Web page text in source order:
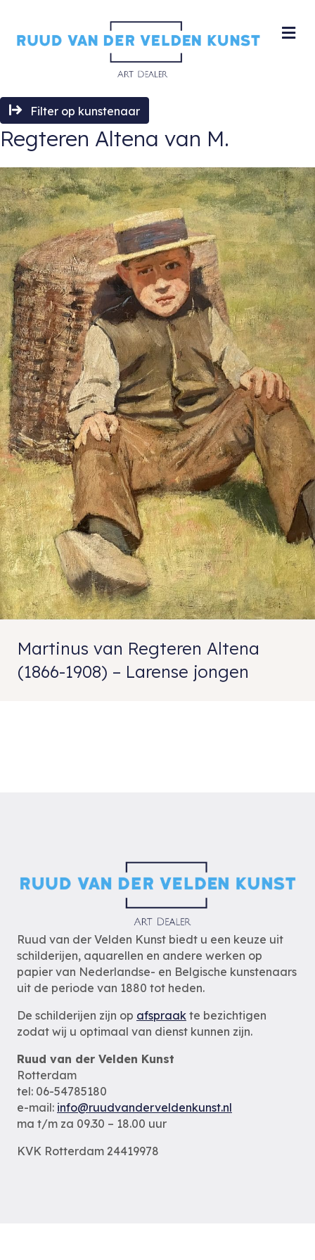
Filter op kunstenaar
Regteren Altena van M.
Martinus van Regteren Altena
(1866-1908) – Larense jongen
Ruud van der Velden Kunst biedt u een keuze uit
schilderijen, aquarellen en andere werken op
papier van Nederlandse- en Belgische kunstenaars
uit de periode van 1880 tot heden.
De schilderijen zijn op afspraak te bezichtigen
zodat wij u optimaal van dienst kunnen zijn.
Ruud van der Velden Kunst
Rotterdam
tel: 06-54785180
e-mail: info@ruudvanderveldenkunst.nl
ma t/m za 09.30 – 18.00 uur
KVK Rotterdam 24419978